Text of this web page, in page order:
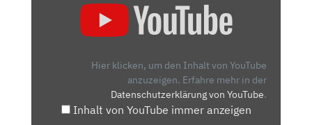
Hier klicken, um den Inhalt von YouTube
anzuzeigen. Erfahre mehr in der
Datenschutzerklärung von YouTube.
Inhalt von YouTube immer anzeigen